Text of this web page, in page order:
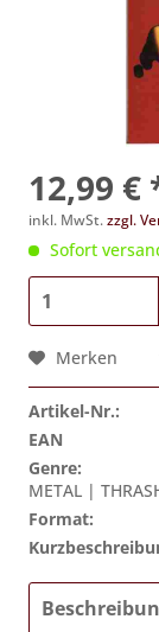
12,99 €
inkl. MwSt.zzgl.
Sofort
Merken
Artikel-Nr.:
EAN
Genre:
METAL |
Format: